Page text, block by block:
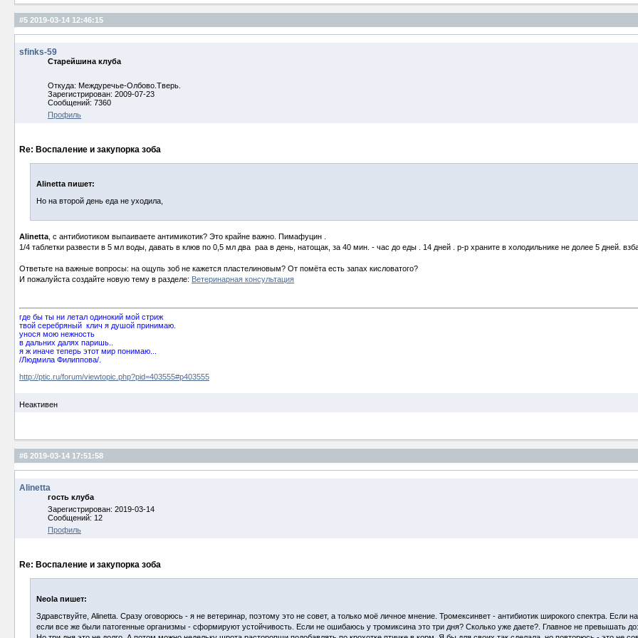
#5 2019-03-14 12:46:15
sfinks-59
Старейшина клуба
Откуда: Междуречье-Олбово.Тверь.
Зарегистрирован: 2009-07-23
Сообщений: 7360
Профиль
Re: Воспаление и закупорка зоба
Alinetta пишет:
Но на второй день еда не уходила,
Alinetta , с антибиотиком выпаиваете антимикотик? Это крайне важно. Пимафуцин .
1/4 таблетки развести в 5 мл воды, давать в клюв по 0,5 мл два раа в день, натощак, за 40 мин. - час до еды . 14 дней . р-р храните в холодильнике не долее 5 дней.
Ответьте на важные вопросы: на ощупь зоб не кажется пластелиновым? От помёта есть запах кисловатого?
И пожалуйста создайте новую тему в разделе: Ветеринарная консультация
где бы ты ни летал одинокий мой стриж
твой серебряный клич я душой принимаю.
унося мою нежность
в дальних далях паришь..
я ж иначе теперь этот мир понимаю...
/Людмила Филиппова/.
http://ptic.ru/forum/viewtopic.php?pid=403555#p403555
Неактивен
#6 2019-03-14 17:51:58
Alinetta
гость клуба
Зарегистрирован: 2019-03-14
Сообщений: 12
Профиль
Re: Воспаление и закупорка зоба
Neola пишет:
Здравствуйте, Alinetta. Сразу оговорюсь - я не ветеринар, поэтому это не совет, а только моё личное мнение. Тромексинвет - антибиотик широкого спектра.
если все же были патогенные организмы - сформируют устойчивость. Если не ошибаюсь у тромиксина это три дня? Сколько уже даете?. Главное не превышать